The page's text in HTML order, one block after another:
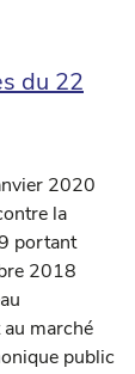
du 22
2020
la
portant
2018
marché
public